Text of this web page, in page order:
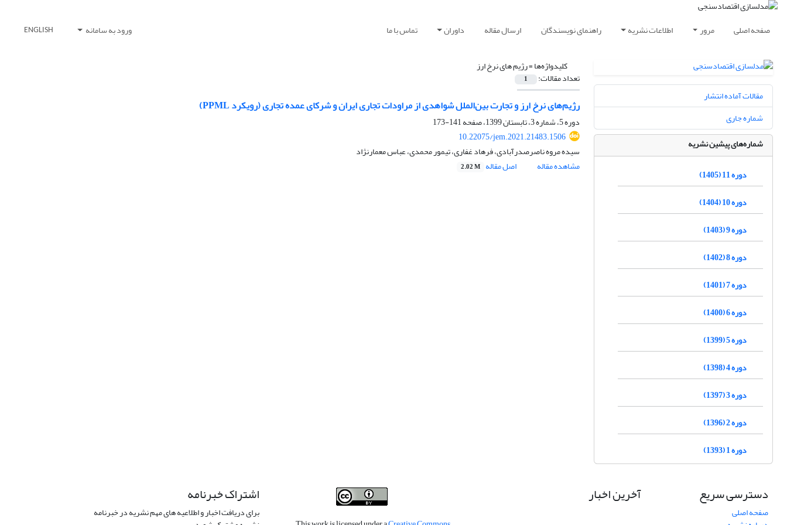
صفحه اصلی مرور اطلاعات نشریه راهنمای نویسندگان ارسال مقاله داوران تماس با ما ورود به سامانه ENGLISH
کلیدواژه‌ها =رژیم های نرخ ارز
تعداد مقالات: 1
رژیم‌های نرخ ارز و تجارت بین‌الملل شواهدی از مراودات تجاری ایران و شرکای عمده تجاری (رویکرد ‌PPML)
دوره 5، شماره 3، تابستان 1399، صفحه
141-173
10.22075/jem.2021.21483.1506
سیده مروه ناصرصدرآبادی، فرهاد غفاری، تیمور محمدی، عباس معمارنژاد
مشاهده مقاله
اصل مقاله 2.02 M
مقالات آماده انتشار
شماره جاری
شماره‌های پیشین نشریه
دوره 11 (1405)
دوره 10 (1404)
دوره 9 (1403)
دوره 8 (1402)
دوره 7 (1401)
دوره 6 (1400)
دوره 5 (1399)
دوره 4 (1398)
دوره 3 (1397)
دوره 2 (1396)
دوره 1 (1393)
دسترسی سریع
صفحه اصلی
آخرین اخبار اشتراک خبرنامه
برای دریافت اخبار و اطلاعیه های مهم نشریه در خبرنامه